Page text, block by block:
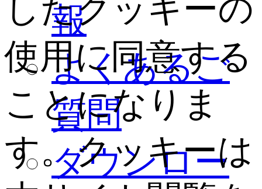
報
よくあるご
質問
ダウンロー
したクッキーの
使用に同意する
ことになりま
す。クッキーは